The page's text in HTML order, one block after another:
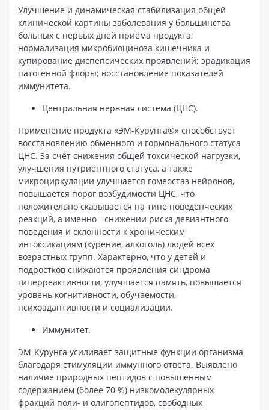
Улучшение и динамическая стабилизация общей
клинической картины заболевания у большинства
больных с первых дней приёма продукта;
нормализация микробиоциноза кишечника и
купирование диспепсических проявлений; эрадикация
патогенной флоры; восстановление показателей
иммунитета.
Центральная нервная система (ЦНС).
Применение продукта «ЭМ-Курунга®» способствует
восстановлению обменного и гормонального статуса
ЦНС. За счёт снижения общей токсической нагрузки,
улучшения нутриентного статуса, а также
микроциркуляции улучшается гомеостаз нейронов,
повышается порог возбудимости ЦНС, что
положительно сказывается на типе поведенческих
реакций, а именно - снижении риска девиантного
поведения и склонности к хроническим
интоксикациям (курение, алкоголь) людей всех
возрастных групп. Характерно, что у детей и
подростков снижаются проявления синдрома
гиперреактивности, улучшается память, повышается
уровень когнитивности, обучаемости,
психоадаптивности и социализации.
Иммунитет.
ЭМ-Курунга усиливает защитные функции организма
благодаря стимуляции иммунного ответа. Выявлено
наличие природных пептидов с повышенным
содержанием (более 70 %) низкомолекулярных
фракций поли- и олигопептидов, свободных